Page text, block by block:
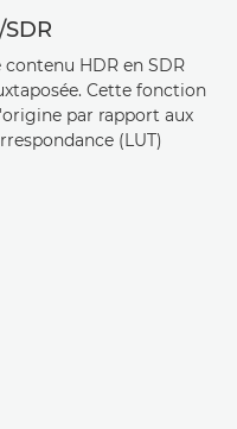
HDR en SDR
Cette fonction
par rapport aux
(LUT)